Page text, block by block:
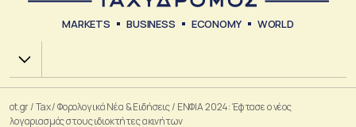
MARKETS BUSINESS ECONOMY WORLD
Χ.Α.
ot.gr/Tax/Φορολογικά Νέα & Eιδήσεις/ ΕΝΦΙΑ 2024: Έφτασε ο νέος
λογαριασμός στους ιδιοκτήτες ακινήτων